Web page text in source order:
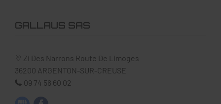
GALLAUS SAS
Zi Des Narrons Route De Limoges
36200 ARGENTON-SUR-CREUSE
09 74 56 60 02